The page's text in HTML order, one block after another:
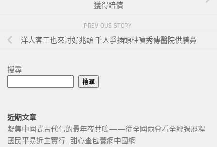
獲得賠償
PREVIOUS STORY
洋人客工也來討好兆頭 千人爭插頭柱噴秀傳醫院供膳鼻
搜尋
搜尋
近期文章
凝集中國式古代化的最年夜共鳴——從全國兩會看全經過歷程
國民平易近主實行_甜心查包養網中國網